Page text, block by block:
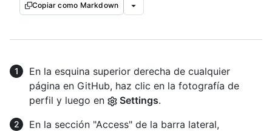
Copiar como Markdown
En la esquina superior derecha de cualquier
página en GitHub, haz clic en la fotografía de
perfil y luego en
Settings.
En la sección "Access" de la barra lateral,